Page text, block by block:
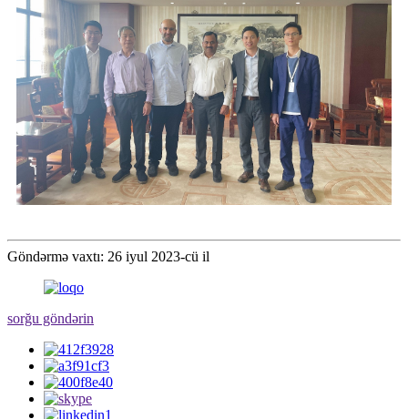
Göndərmə vaxtı: 26 iyul 2023-cü il
sorğu göndərin